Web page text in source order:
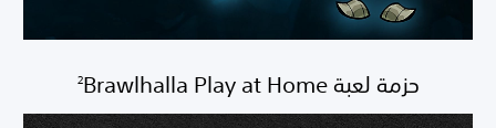
حزمة لعبة Brawlhalla Play at Home‏ 2